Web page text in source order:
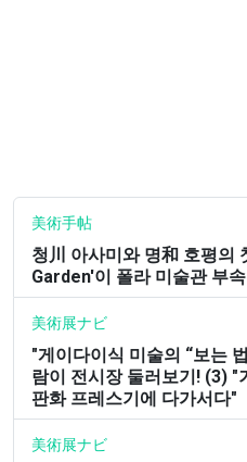
美術手帖
청川 아사미와 명和 호평의
Garden'이 폴라 미술관 부
美術展ナビ
"게이다이식 미술의 “보는
람이 전시장 둘러보기! (3) "
판화 프레스기에 다가서다"
美術展ナビ